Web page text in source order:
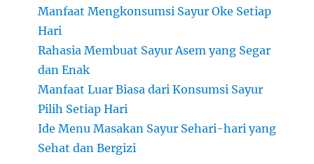
Manfaat Mengkonsumsi Sayur Oke Setiap
Hari
Rahasia Membuat Sayur Asem yang Segar
dan Enak
Manfaat Luar Biasa dari Konsumsi Sayur
Pilih Setiap Hari
Ide Menu Masakan Sayur Sehari-hari yang
Sehat dan Bergizi